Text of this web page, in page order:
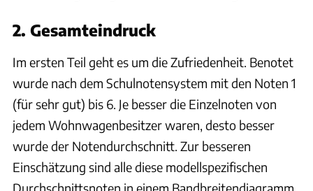
2. Gesamteindruck
Im ersten Teil geht es um die Zufriedenheit. Benotet
wurde nach dem Schulnotensystem mit den Noten 1
(für sehr gut) bis 6. Je besser die Einzelnoten von
jedem Wohnwagenbesitzer waren, desto besser
wurde der Notendurchschnitt. Zur besseren
Einschätzung sind alle diese modellspezifischen
Durchschnittsnoten in einem Bandbreitendiagramm